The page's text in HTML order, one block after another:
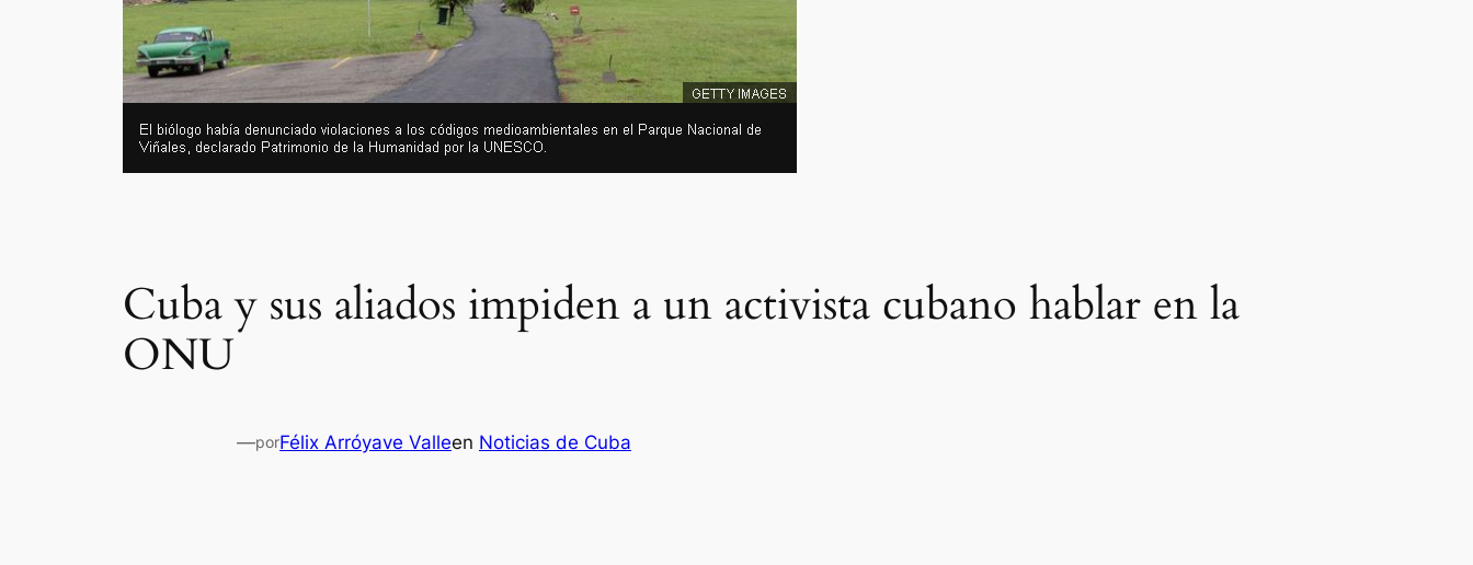
Cuba y sus aliados impiden a un activista cubano hablar en la
ONU
—porFélix Arróyave Valleen Noticias de Cuba